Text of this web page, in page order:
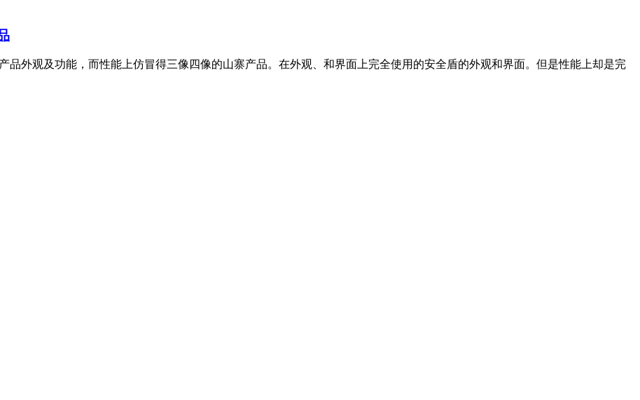
品外观及功能，而性能上仿冒得三像四像的山寨产品。在外观、和界面上完全使用的安全盾的外观和界面。但是性能上却是完